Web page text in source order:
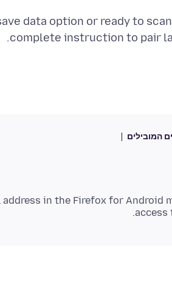
data option or ready to
complete instruction to pair
address in the Firefox for Android
access